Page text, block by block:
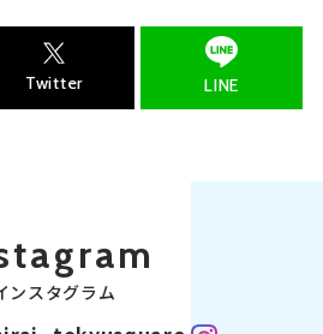
Twitter LINE
ンスタグラム